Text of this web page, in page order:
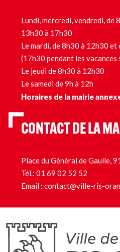
Lundi, mercredi, vendredi, de
13h30 à 17h30
Le mardi, de 8h30 à 12h30 et
(17h30 pendant les vacances
Le jeudi de 8h30 à 12h30
Le samedi de 9h à 12h
Horaires de la mairie
CONTACT DE LA
Place du Général de Gaulle,
Tél.: 01 69 02 52 52
Email : contact@ville-ris-